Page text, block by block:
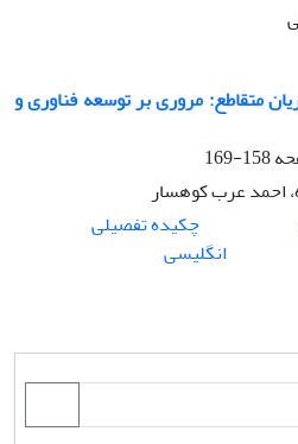
متقاطع: مروری بر توسعه فناوری و
158-169
احمد عرب کوهسار
چکیده تفصیلی
انگلیسی